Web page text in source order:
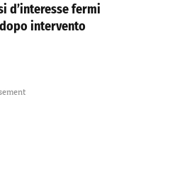
d’interesse fermi
intervento